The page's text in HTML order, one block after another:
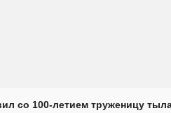
со 100-летием труженицу